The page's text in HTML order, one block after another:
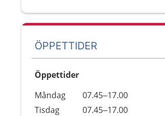
ÖPPETTIDER
Öppettider
Dag
Öppettider
Kommentarer
Måndag
07.45–17.00
Tisdag
07.45–17.00